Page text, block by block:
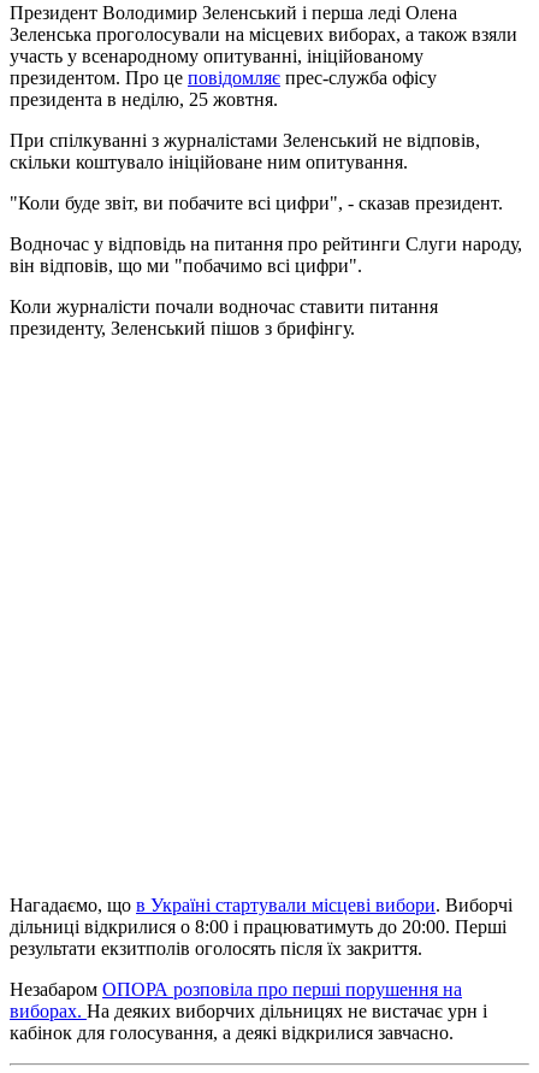
Президент Володимир Зеленський і перша леді Олена
Зеленська проголосували на місцевих виборах, а також взяли
участь у всенародному опитуванні, ініційованому
президентом. Про це повідомляє прес-служба офісу
президента в неділю, 25 жовтня.
При спілкуванні з журналістами Зеленський не відповів,
скільки коштувало ініційоване ним опитування.
"Коли буде звіт, ви побачите всі цифри", - сказав президент.
Водночас у відповідь на питання про рейтинги Слуги народу,
він відповів, що ми "побачимо всі цифри".
Коли журналісти почали водночас ставити питання
президенту, Зеленський пішов з брифінгу.
Нагадаємо, що в Україні стартували місцеві вибори. Виборчі
дільниці відкрилися о 8:00 і працюватимуть до 20:00. Перші
результати екзитполів оголосять після їх закриття.
Незабаром ОПОРА розповіла про перші порушення на
виборах. На деяких виборчих дільницях не вистачає урн і
кабінок для голосування, а деякі відкрилися завчасно.